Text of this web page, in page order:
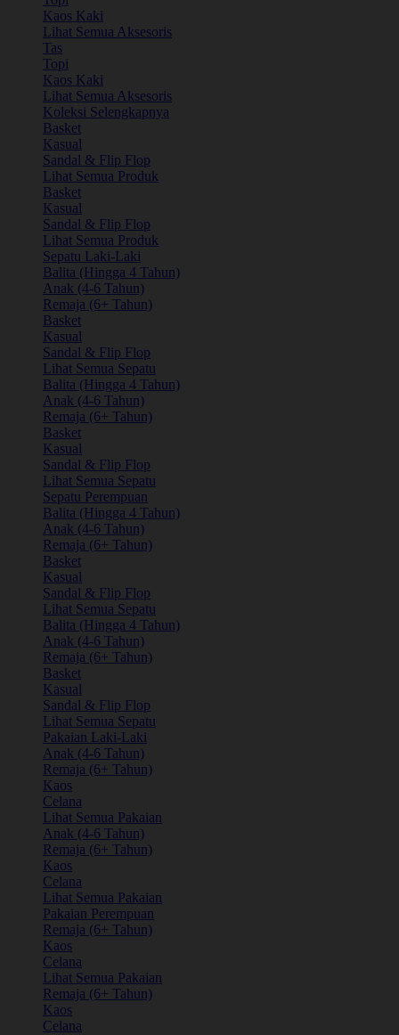
Kaos Kaki
Lihat Semua Aksesoris
Tas
Topi
Kaos Kaki
Lihat Semua Aksesoris
Koleksi Selengkapnya
Basket
Kasual
Sandal & Flip Flop
Lihat Semua Produk
Basket
Kasual
Sandal & Flip Flop
Lihat Semua Produk
Sepatu Laki-Laki
Balita (Hingga 4 Tahun)
Anak (4-6 Tahun)
Remaja (6+ Tahun)
Basket
Kasual
Sandal & Flip Flop
Lihat Semua Sepatu
Balita (Hingga 4 Tahun)
Anak (4-6 Tahun)
Remaja (6+ Tahun)
Basket
Kasual
Sandal & Flip Flop
Lihat Semua Sepatu
Sepatu Perempuan
Balita (Hingga 4 Tahun)
Anak (4-6 Tahun)
Remaja (6+ Tahun)
Basket
Kasual
Sandal & Flip Flop
Lihat Semua Sepatu
Balita (Hingga 4 Tahun)
Anak (4-6 Tahun)
Remaja (6+ Tahun)
Basket
Kasual
Sandal & Flip Flop
Lihat Semua Sepatu
Pakaian Laki-Laki
Anak (4-6 Tahun)
Remaja (6+ Tahun)
Kaos
Celana
Lihat Semua Pakaian
Anak (4-6 Tahun)
Remaja (6+ Tahun)
Kaos
Celana
Lihat Semua Pakaian
Pakaian Perempuan
Remaja (6+ Tahun)
Kaos
Celana
Lihat Semua Pakaian
Remaja (6+ Tahun)
Kaos
Celana